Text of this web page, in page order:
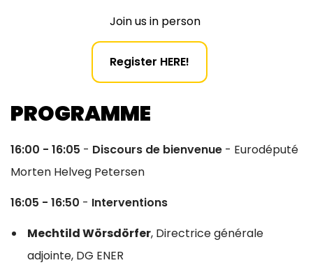
Join us in person
Register HERE!
PROGRAMME
16:00 - 16:05 - Discours de bienvenue - Eurodéputé
Morten Helveg Petersen
16:05 - 16:50 - Interventions
Mechtild Wörsdörfer, Directrice générale
adjointe, DG ENER